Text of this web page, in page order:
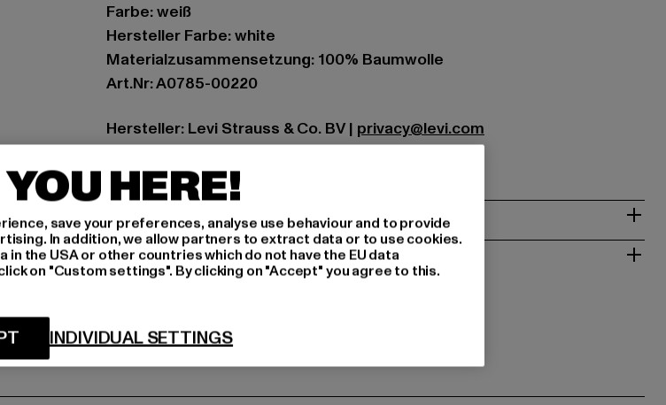
Farbe: weiß
Hersteller Farbe: white
Materialzusammensetzung: 100% Baumwolle
Art.Nr: A0785-00220
Hersteller: Levi Strauss & Co. BV | privacy@levi.com
Leonardo Da Vincilaan 19 | 1831 Diegem | BE
GRÖSSE & PASSFORM
LIEFERUNG & RÜCKGABE
HERE!
save your preferences, analyse use behaviour and to provide
In addition, we allow partners to extract data or to use cookies.
the USA or other countries which do not have the EU data
on "Custom settings". By clicking on "Accept" you agree to this.
INDIVIDUAL SETTINGS